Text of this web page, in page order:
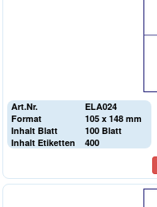
Art.Nr.
ELA024
Format
105 x 148 mm
Inhalt Blatt
100 Blatt
Inhalt Etiketten
400